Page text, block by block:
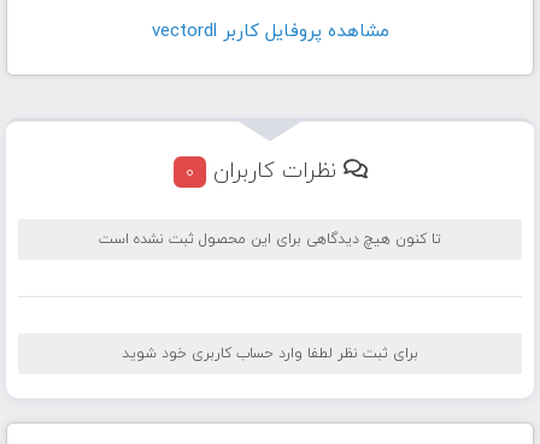
مشاهده پروفايل کاربر vectordl
نظرات کاربران 0
تا کنون هیچ دیدگاهی برای این محصول ثبت نشده است
برای ثبت نظر لطفا وارد حساب کاربری خود شوید